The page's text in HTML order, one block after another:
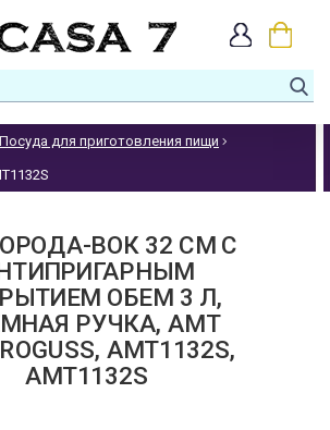
Посуда для приготовления пищи
ВОК 32 СМ С
ОБЕМ 3 Л,
РУЧКА, AMT
AMT1132S,
AMT1132S